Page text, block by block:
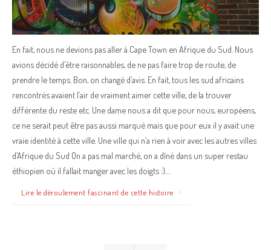
En fait, nous ne devions pas aller à Cape Town en Afrique du Sud. Nous
avions décidé d’être raisonnables, de ne pas faire trop de route, de
prendre le temps. Bon, on changé d’avis. En fait, tous les sud africains
rencontrés avaient l’air de vraiment aimer cette ville, de la trouver
différente du reste etc. Une dame nous a dit que pour nous, européens,
ce ne serait peut être pas aussi marqué mais que pour eux il y avait une
vraie identité à cette ville. Une ville qui n’a rien à voir avec les autres villes
d’Afrique du Sud On a pas mal marché, on a dîné dans un super restau
éthiopien où il fallait manger avec les doigts :).…
Lire le déroulement fascinant de cette histoire